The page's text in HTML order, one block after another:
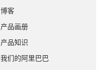
博客
产品画册
产品知识
我们的阿里巴巴